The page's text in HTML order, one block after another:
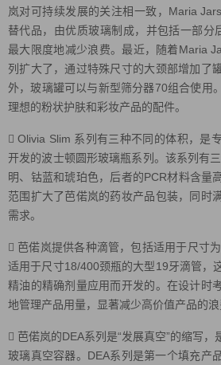
岚对可持续发展的关注相一致，Maria
替代品，由优质玻璃制成，并包括一部分
最大限度地减少浪费。最近，随着Maria
列扩大了，通过特殊尺寸的大颈部增加了
外，玻璃罐可以与新型筛分器70组合使用
理想的粉状护肤和彩妆产品的配件。
 Olivia Slim 系列有三种不同的体积，是
开发的波士顿圆形玻璃瓶系列。该系列有
明、钴蓝和琥珀色，后者的PCR材料含量
范围扩大了芭偌岚的药妆产品包装，同时
需求。
 芭偌岚提供各种滴管，包括适用于尺寸
适用于尺寸18/400颈瓶的大型19牙滴管，
精油的精确剂量应用而开发的。在设计时
地管理产品用量，显著减少高价值产品的浪
 芭偌岚的DEA系列是“发展真空”的缩写
玻璃真空容器。DEA系列是第一个填充产